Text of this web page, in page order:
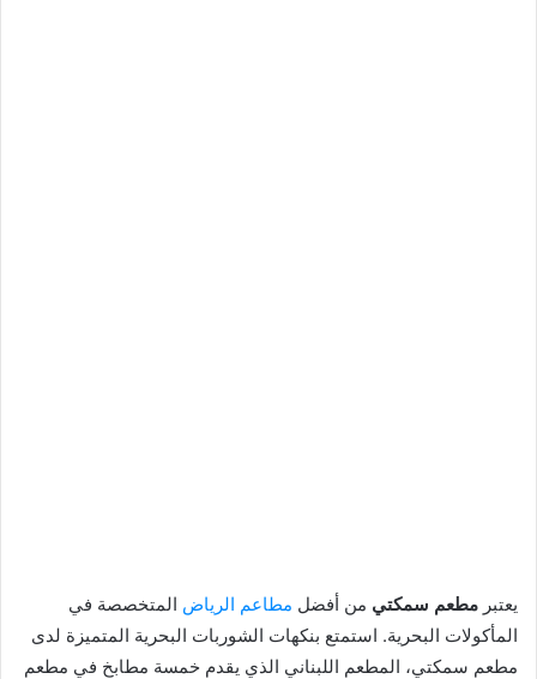
يعتبر مطعم سمكتي من أفضل مطاعم الرياض المتخصصة في
المأكولات البحرية. استمتع بنكهات الشوربات البحرية المتميزة لدى
مطعم سمكتي، المطعم اللبناني الذي يقدم خمسة مطابخ في مطعم